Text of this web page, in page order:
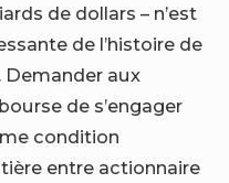
de dollars – n’est
de l’histoire de
Demander aux
de s’engager
condition
entre actionnaire